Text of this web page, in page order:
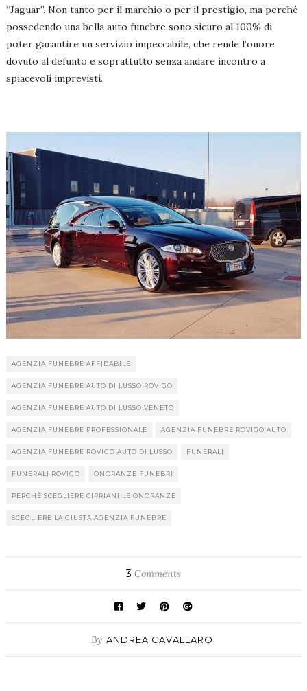
“Jaguar”. Non tanto per il marchio o per il prestigio, ma perché
possedendo una bella auto funebre sono sicuro al 100% di
poter garantire un servizio impeccabile, che rende l’onore
dovuto al defunto e soprattutto senza andare incontro a
spiacevoli imprevisti.
AGENZIA FUNEBRE AFFIDABILE
AGENZIA FUNEBRE AUTO DI LUSSO ROVIGO
AGENZIA FUNEBRE AUTO DI LUSSO VENETO
AGENZIA FUNEBRE PROFESSIONALE AGENZIA FUNEBRE ROVIGO AUTO
AGENZIA FUNEBRE ROVIGO AUTO DI LUSSO FUNERALI
FUNERALI ROVIGO ONORANZE FUNEBRI
PERCHÈ SCEGLIERE CIPRIANI LE ONORANZE
SCEGLIERE LA GIUSTA AGENZIA FUNEBRE
3 Comments
By ANDREA CAVALLARO